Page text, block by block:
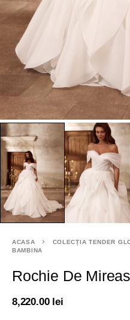
ACASA COLECȚIA TENDER
BAMBINA
Rochie De
8,220.00 lei